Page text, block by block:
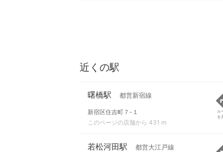
近くの駅
曙橋駅 都営新宿線
新宿区住吉町７-１
このページの店舗から 431 m
ル
を
若松河田駅 都営大江戸線